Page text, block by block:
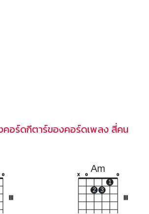
คอร์ดกีตาร์ของคอร์ดเพลง สี่คน
o
Am
x o
2 3
1
o